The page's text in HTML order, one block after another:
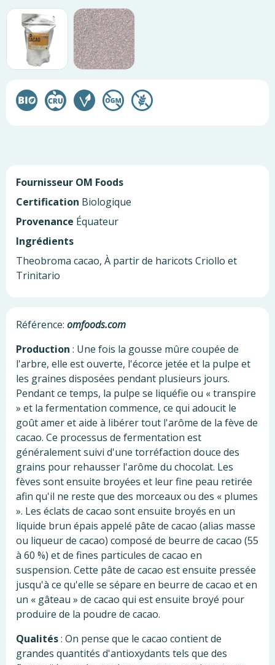
Fournisseur OM Foods
Certification Biologique
Provenance Équateur
Ingrédients
Theobroma cacao, À partir de haricots Criollo et
Trinitario
Référence: omfoods.com
Production : Une fois la gousse mûre coupée de
l'arbre, elle est ouverte, l'écorce jetée et la pulpe et
les graines disposées pendant plusieurs jours.
Pendant ce temps, la pulpe se liquéfie ou « transpire
» et la fermentation commence, ce qui adoucit le
goût amer et aide à libérer tout l'arôme de la fève de
cacao. Ce processus de fermentation est
généralement suivi d'une torréfaction douce des
grains pour rehausser l'arôme du chocolat. Les
fèves sont ensuite broyées et leur fine peau retirée
afin qu'il ne reste que des morceaux ou des « plumes
». Les éclats de cacao sont ensuite broyés en un
liquide brun épais appelé pâte de cacao (alias masse
ou liqueur de cacao) composé de beurre de cacao (55
à 60 %) et de fines particules de cacao en
suspension. Cette pâte de cacao est ensuite pressée
jusqu'à ce qu'elle se sépare en beurre de cacao et en
un « gâteau » de cacao qui est ensuite broyé pour
produire de la poudre de cacao.
Qualités: On pense que le cacao contient de
grandes quantités d'antioxydants tels que des